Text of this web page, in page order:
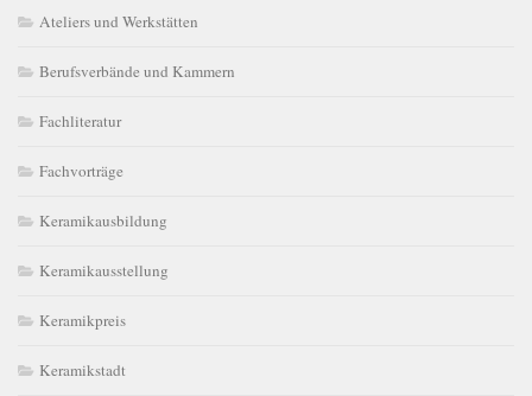
Ateliers und Werkstätten
Berufsverbände und Kammern
Fachliteratur
Fachvorträge
Keramikausbildung
Keramikausstellung
Keramikpreis
Keramikstadt